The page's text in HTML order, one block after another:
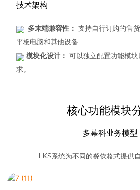
技术架构
多末端兼容性： 支持自行订购的售
平板电脑和其他设备
模块化设计： 可以独立配置功能模
求。
核心功能模块
多幕科业务模型
LKS系统为不同的餐饮格式提供